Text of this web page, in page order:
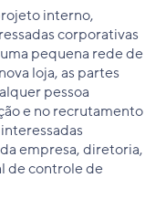
interno,
corporativas
pequena rede de
loja, as partes
pessoa
e no recrutamento
empresa, diretoria,
de controle de